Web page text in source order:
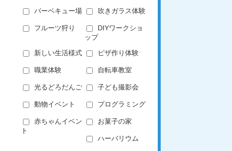
バーベキュー場 吹きガラス体験
フルーツ狩り
DIYワークショ
ップ
新しい生活様式 ピザ作り体験
職業体験 自転車教室
光るどろだんご 子ども撮影会
動物イベント プログラミング
赤ちゃんイベン
ト
お菓子の家
ハーバリウム